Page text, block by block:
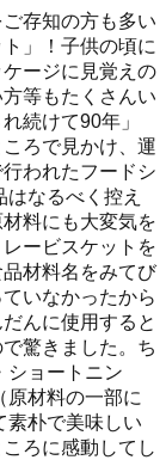
存知の方も多い
」！子供の頃に
ージに見覚えの
等もたくさんい
続けて90年」
ろで見かけ、運
われたフードシ
なるべく控え
料にも大変気を
ービスケットを
材料名をみてび
いなかったから
んに使用すると
驚きました。ち
ショートニン
材料の一部に
素朴で美味しい
ろに感動してし